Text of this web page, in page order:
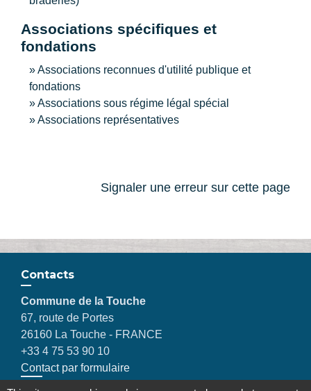
Associations spécifiques et
fondations
Associations reconnues d'utilité publique et
fondations
Associations sous régime légal spécial
Associations représentatives
Signaler une erreur sur cette page
Contacts
Commune de la Touche
67, route de Portes
26160 La Touche - FRANCE
+33 4 75 53 90 10
Contact par formulaire